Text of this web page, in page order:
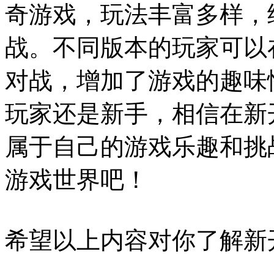
奇游戏，玩法丰富多样
战。不同版本的玩家可
对战，增加了游戏的趣
玩家还是新手，相信在
属于自己的游戏乐趣和
游戏世界吧！
希望以上内容对你了解